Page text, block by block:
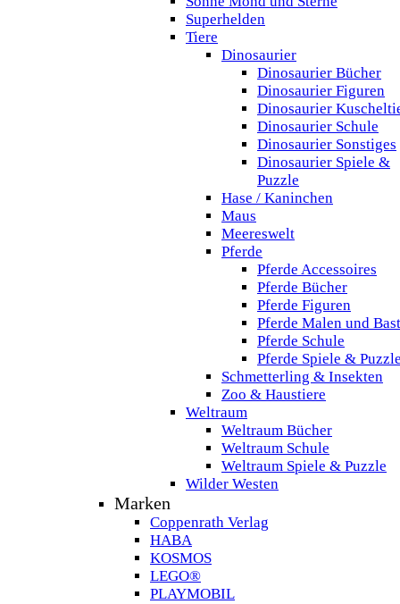
Superhelden
Tiere
Dinosaurier
Dinosaurier Bücher
Dinosaurier Figuren
Dinosaurier
Dinosaurier Schule
Dinosaurier Sonstiges
Dinosaurier Spiele &
Puzzle
Hase / Kaninchen
Maus
Meereswelt
Pferde
Pferde Accessoires
Pferde Bücher
Pferde Figuren
Pferde Malen und
Pferde Schule
Pferde Spiele &
Schmetterling & Insekten
Zoo & Haustiere
Weltraum
Weltraum Bücher
Weltraum Schule
Weltraum Spiele & Puzzle
Wilder Westen
Marken
Coppenrath Verlag
HABA
KOSMOS
LEGO®
PLAYMOBIL